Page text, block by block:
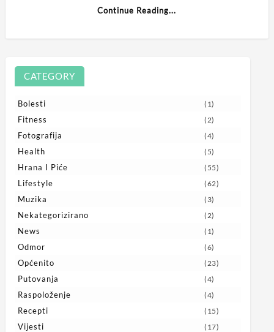
Continue Reading...
CATEGORY
Bolesti (1)
Fitness (2)
Fotografija (4)
Health (5)
Hrana I Piće (55)
Lifestyle (62)
Muzika (3)
Nekategorizirano (2)
News (1)
Odmor (6)
Općenito (23)
Putovanja (4)
Raspoloženje (4)
Recepti (15)
Vijesti (17)